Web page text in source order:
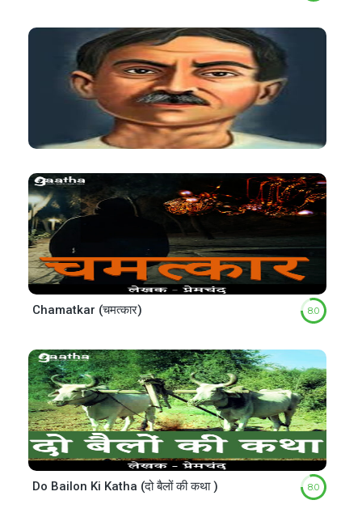
Chamatkar (चमत्कार) 8.0
Do Bailon Ki Katha (दो बैलों की कथा ) 8.0